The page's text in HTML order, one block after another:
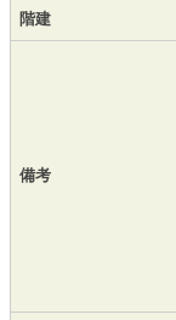
階建
備考